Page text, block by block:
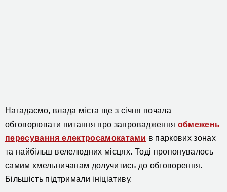
Нагадаємо, влада міста ще з січня почала
обговорювати питання про запровадження обмежень
пересування електросамокатами в паркових зонах
та найбільш велелюдних місцях. Тоді пропонувалось
самим хмельничанам долучитись до обговорення.
Більшість підтримали ініціативу.